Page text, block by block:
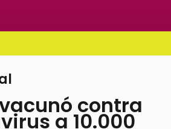
contra
a 10.000